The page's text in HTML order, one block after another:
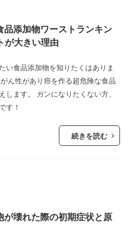
品添加物ワーストランキン
が大きい理由
い食品添加物を知りたくはありま
ん性があり癌を作る超危険な食品
ます。 ガンになりたくない方、
す！
続きを読む
が壊れた際の初期症状と原